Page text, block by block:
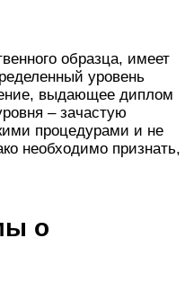
образца, имеет
уровень
выдающее диплом
– зачастую
процедурами и не
необходимо признать,
о